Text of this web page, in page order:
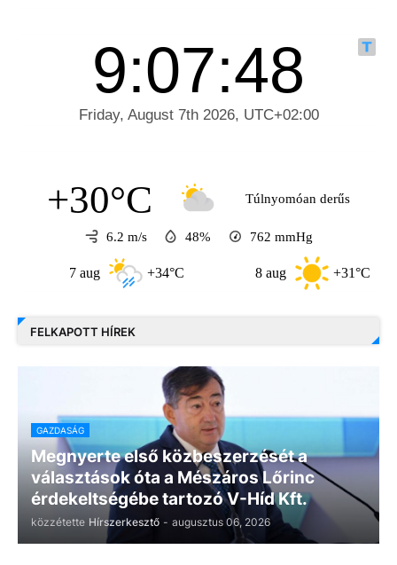
+30°C Túlnyomóan derűs
6.2 m/s 48% 762 mmHg
7 aug +34°C 8 aug +31°C
FELKAPOTT HÍREK
GAZDASÁG
Megnyerte első közbeszerzését a
választások óta a Mészáros Lőrinc
érdekeltségébe tartozó V-Híd Kft.
közzétette Hírszerkesztő - augusztus 06, 2026